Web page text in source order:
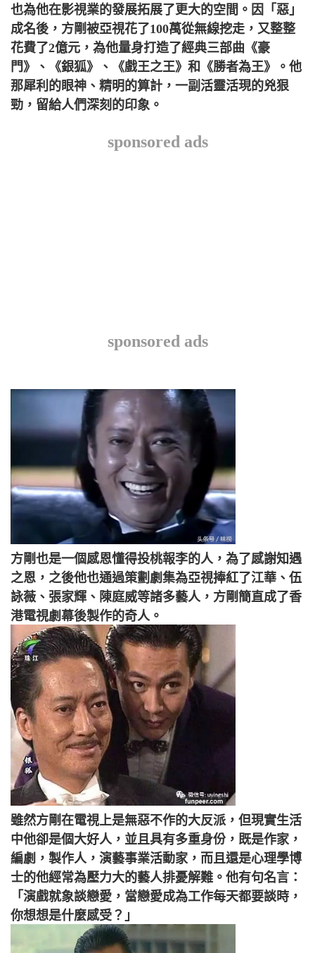
也為他在影視業的發展拓展了更大的空間。因「惡」
成名後，方剛被亞視花了100萬從無線挖走，又整整
花費了2億元，為他量身打造了經典三部曲《豪
門》、《銀狐》、《戲王之王》和《勝者為王》。他
那犀利的眼神、精明的算計，一副活靈活現的兇狠
勁，留給人們深刻的印象。
sponsored ads
sponsored ads
方剛也是一個感恩懂得投桃報李的人，為了感謝知遇
之恩，之後他也通過策劃劇集為亞視捧紅了江華、伍
詠薇、張家輝、陳庭威等諸多藝人，方剛簡直成了香
港電視劇幕後製作的奇人。
雖然方剛在電視上是無惡不作的大反派，但現實生活
中他卻是個大好人，並且具有多重身份，既是作家，
編劇，製作人，演藝事業活動家，而且還是心理學博
士的他經常為壓力大的藝人排憂解難。他有句名言：
「演戲就象談戀愛，當戀愛成為工作每天都要談時，
你想想是什麼感受？」